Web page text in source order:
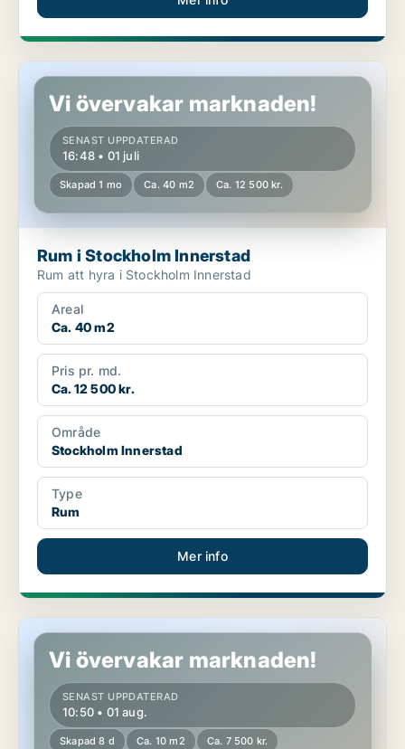
Rum i Stockholm Innerstad
Vi övervakar marknaden!
SENAST UPPDATERAD
16:48 • 01 juli
Skapad 1 mo Ca. 40 m2 Ca. 12 500 kr.
Rum i Stockholm Innerstad
Rum att hyra i Stockholm Innerstad
Areal
Ca. 40 m2
Pris pr. md.
Ca. 12 500 kr.
Område
Stockholm Innerstad
Type
Rum
Mer info
Rum i Stockholm Innerstad
Vi övervakar marknaden!
SENAST UPPDATERAD
10:50 • 01 aug.
Skapad 8 d Ca. 10 m2 Ca. 7 500 kr.